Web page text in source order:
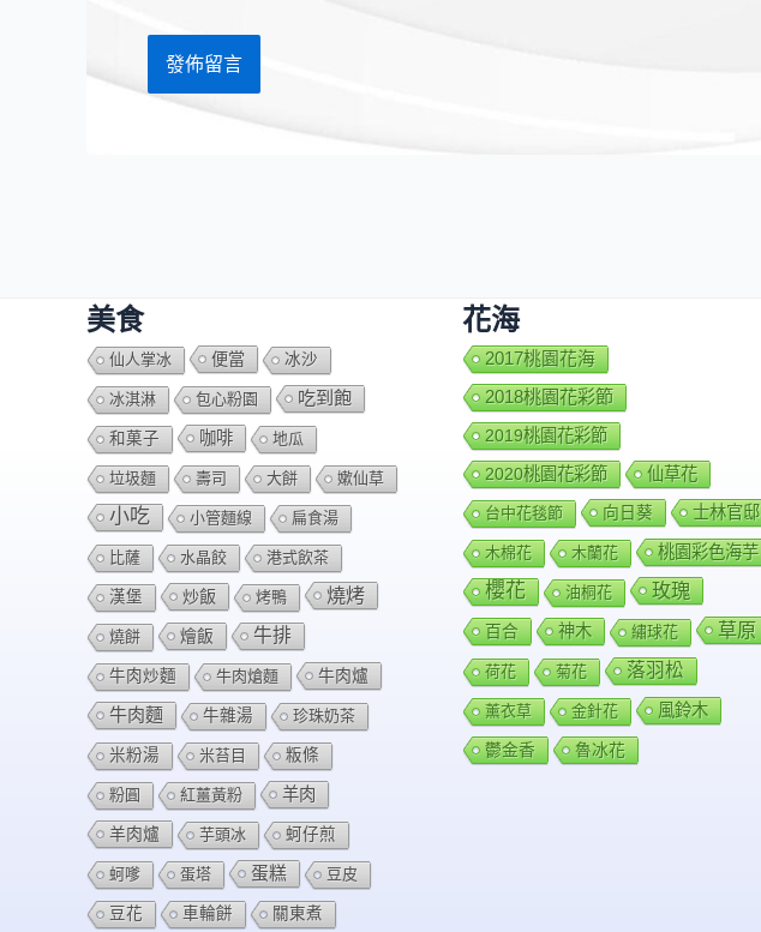
美食
仙人掌冰 便當 冰沙
冰淇淋 包心粉園 吃到飽
和菓子 咖啡 地瓜
垃圾麵 壽司 大餅 嫰仙草
小吃 小管麵線 扁食湯
比薩 水晶餃 港式飲茶
漢堡 炒飯 烤鴨 燒烤
燒餅 燴飯 牛排
牛肉炒麵 牛肉熗麵 牛肉爐
牛肉麵 牛雜湯 珍珠奶茶
米粉湯 米苔目 粄條
粉圓 紅薑黃粉 羊肉
羊肉爐 芋頭冰 蚵仔煎
蚵嗲 蛋塔 蛋糕 豆皮
豆花 車輪餅 關東煮
花海
2017桃園花海
2018桃園花彩節
2019桃園花彩節
2020桃園花彩節
仙草花
台中花毯節 向日葵 士林官邸
木棉花 木蘭花 桃園彩色海芋
櫻花 油桐花 玫瑰
百合 神木 繡球花 草原
荷花 菊花 落羽松
薰衣草 金針花 風鈴木
鬱金香 魯冰花